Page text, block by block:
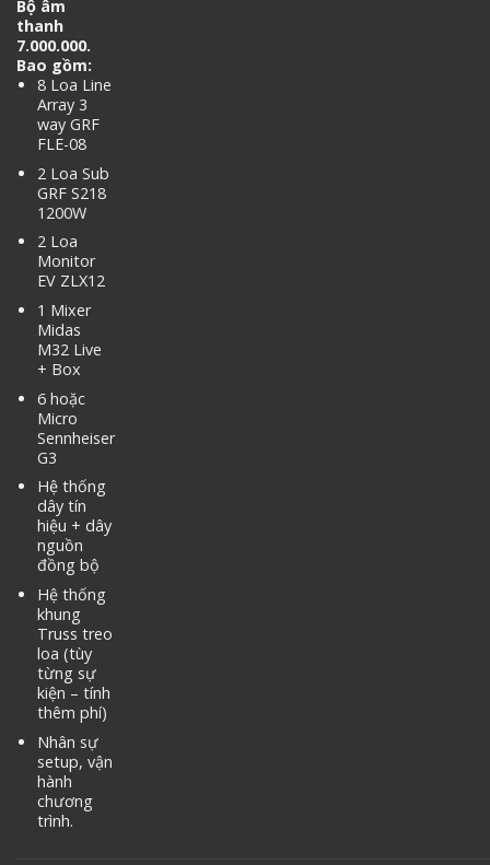
Bộ âm
thanh
7.000.000.
Bao gồm:
8 Loa Line
Array 3
way GRF
FLE-08
2 Loa Sub
GRF S218
1200W
2 Loa
Monitor
EV ZLX12
1 Mixer
Midas
M32 Live
+ Box
6 hoặc
Micro
Sennheiser
G3
Hệ thống
dây tín
hiệu + dây
nguồn
đồng bộ
Hệ thống
khung
Truss treo
loa (tùy
từng sự
kiện – tính
thêm phí)
Nhân sự
setup, vận
hành
chương
trình.